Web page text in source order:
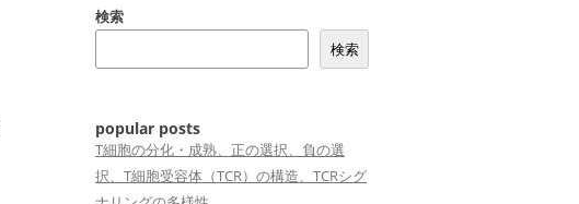
検索
検索
popular posts
T細胞の分化・成熟、正の選択、負の選
択、T細胞受容体（TCR）の構造、TCRシグ